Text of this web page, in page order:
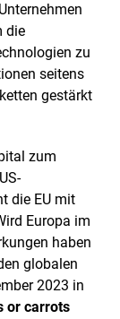
die
zu
seitens
gestärkt
zum
die EU mit
Europa im
haben
globalen
2023 in
or carrots